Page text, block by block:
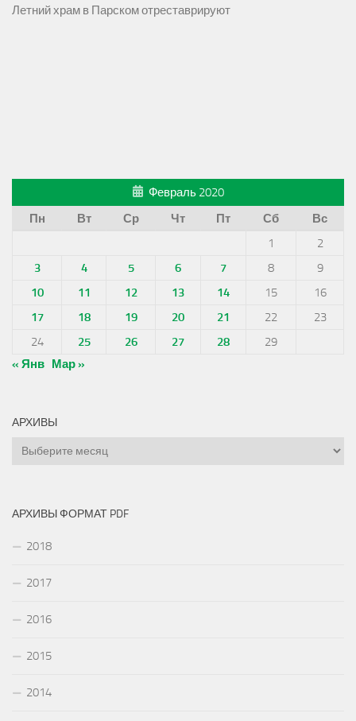
Летний храм в Парском отреставрируют
Февраль 2020
Пн
Вт Ср Чт Пт Сб
Вс
1
2
3
4 5 6 7 8
9
10
11 12 13 14 15
16
17
18 19 20 21 22
23
24
25 26 27 28
29
« Янв
Мар »
АРХИВЫ
Архивы
АРХИВЫ ФОРМАТ PDF
2018
2017
2016
2015
2014